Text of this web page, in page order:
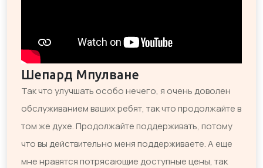
Шепард Мпулване
Так что улучшать особо нечего, я очень доволен
обслуживанием ваших ребят, так что продолжайте в
том же духе. Продолжайте поддерживать, потому
что вы действительно меня поддерживаете. А еще
мне нравятся потрясающие доступные цены, так